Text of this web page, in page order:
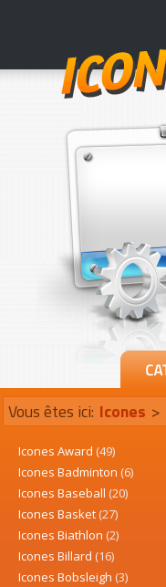
Vous êtes ici: Icones >
Icones Award (49)
Icones Badminton (6)
Icones Baseball (20)
Icones Basket(27)
Icones Biathlon (2)
Icones Billard (16)
Icones Bobsleigh (3)